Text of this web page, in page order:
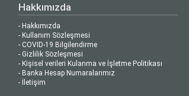
Hakkımızda
- Hakkımızda
- Kullanım Sözleşmesi
- COVID-19 Bilgilendirme
- Gizlilik Sözleşmesi
- Kişisel verileri Kulanma ve İşletme Politikası
- Banka Hesap Numaralarımız
- İletişim